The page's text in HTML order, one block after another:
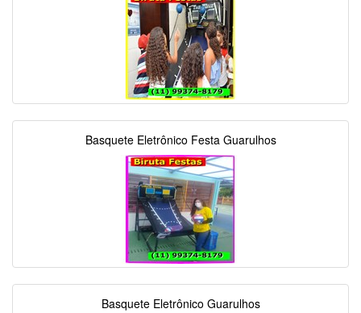
Basquete Eletrônico Festa Guarulhos
Basquete Eletrônico Guarulhos